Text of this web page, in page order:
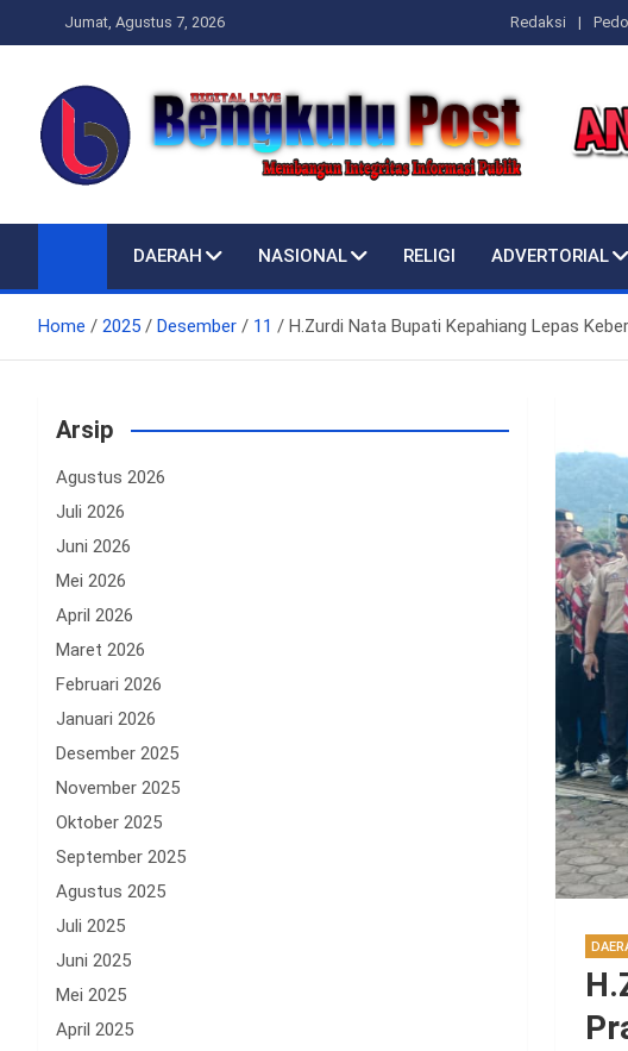
to
Jumat, Agustus 7, 2026 Redaksi
Bengkulupost.id
DAERAH NASIONAL RELIGI ADVERTORIAL
Home 2025 Desember 11 H.Zurdi Nata Bupati Kepahiang Lepas
Arsip
Agustus 2026
Juli 2026
Juni 2026
Mei 2026
April 2026
Maret 2026
Februari 2026
Januari 2026
Desember 2025
November 2025
Oktober 2025
September 2025
Agustus 2025
Juli 2025
Juni 2025
Mei 2025
April 2025